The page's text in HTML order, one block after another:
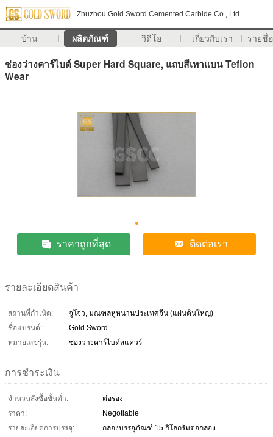
Zhuzhou Gold Sword Cemented Carbide Co., Ltd.
บ้าน ผลิตภัณฑ์ วิดีโอ เกี่ยวกับเรา รายชื่
ช่องว่างคาร์ไบด์ Super Hard Square, แถบสีเทาแบน Teflon
Wear
ราคาถูกที่สุด ติดต่อเรา
รายละเอียดสินค้า
สถานที่กำเนิด:
จูโจว, มณฑลหูหนานประเทศจีน (แผ่นดินใหญ่)
ชื่อแบรนด์:
Gold Sword
หมายเลขรุ่น:
ช่องว่างคาร์ไบด์สแควร์
การชำระเงิน
จำนวนสั่งซื้อขั้นต่ำ:
ต่อรอง
ราคา:
Negotiable
รายละเอียดการบรรจุ:
กล่องบรรจุภัณฑ์ 15 กิโลกรัมต่อกล่อง